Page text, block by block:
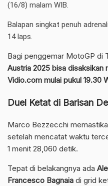
(16/8) malam WIB.
Balapan singkat penuh
14 laps.
Bagi penggemar MotoGP di
Austria 2025 bisa disaksikan
Vidio.com mulai pukul 19.30
Duel Ketat di Barisan
Marco Bezzecchi
setelah mencatat waktu
1 menit 28,060 detik.
Tepat di belakangnya ada
Francesco Bagnaia di grid